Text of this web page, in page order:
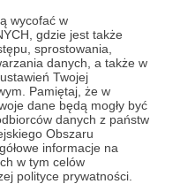
wycofać w
gdzie jest także
sprostowania,
danych, a także w
Twojej
Pamiętaj, że w
dane będą mogły być
danych z państw
Obszaru
informacje na
w tym celów
polityce prywatności.
niego ważny. I tak
wygrywali. Swój
kategorii Młodzików
Śląsk Wrocław.
Śląska (21
i awansowali do
jak równy z równym
ostatecznie po